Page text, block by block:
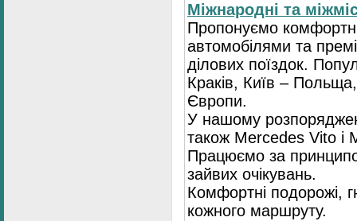
Міжнародні та
Пропонуємо
автомобілями та
ділових поїздок.
Краків, Київ –
Європи.
У нашому
також Mercedes Vito і
Працюємо за
зайвих очікувань.
Комфортні подорожі,
кожного маршруту.